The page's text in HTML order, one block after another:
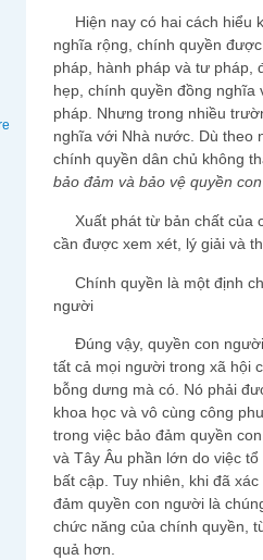
Hiện nay có hai cách hiểu
nghĩa rộng, chính quyền
pháp, hành pháp và tư pháp,
hẹp, chính quyền đồng
pháp. Nhưng trong nhiều
nghĩa với Nhà nước. Dù theo
chính quyền dân chủ không
bảo đảm và bảo vệ quyền
Xuất phát từ bản chất của
cần được xem xét, lý giải và
Chính quyền là một định
người
Đúng vậy, quyền con
tất cả mọi người trong xã hội
bỗng dưng mà có. Nó phải
khoa học và vô cùng công
trong việc bảo đảm quyền
và Tây Âu phần lớn do việc
bất cập. Tuy nhiên, khi đã
đảm quyền con người là
chức năng của chính quyền,
quả hơn.